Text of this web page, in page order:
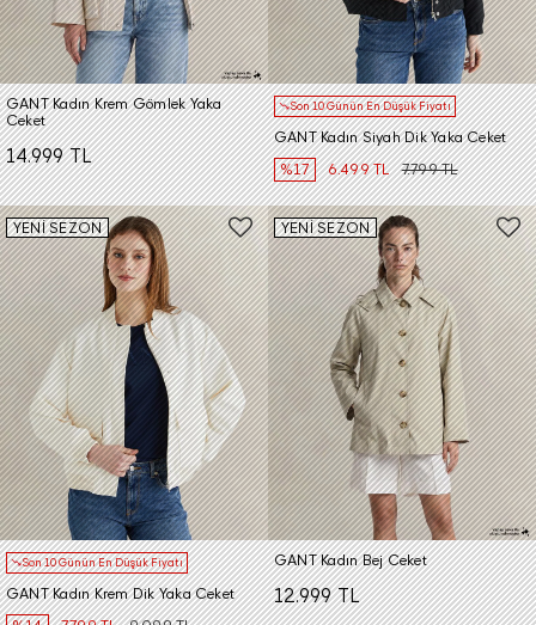
GANT Kadın Krem Gömlek Yaka
Ceket
14.999 TL
Son 10 Günün En Düşük Fiyatı
GANT Kadın Siyah Dik Yaka Ceket
%17
6.499 TL 7.799 TL
YENİ SEZON
Son 10 Günün En Düşük Fiyatı
GANT Kadın Krem Dik Yaka Ceket
YENİ SEZON
GANT Kadın Bej Ceket
12.999 TL